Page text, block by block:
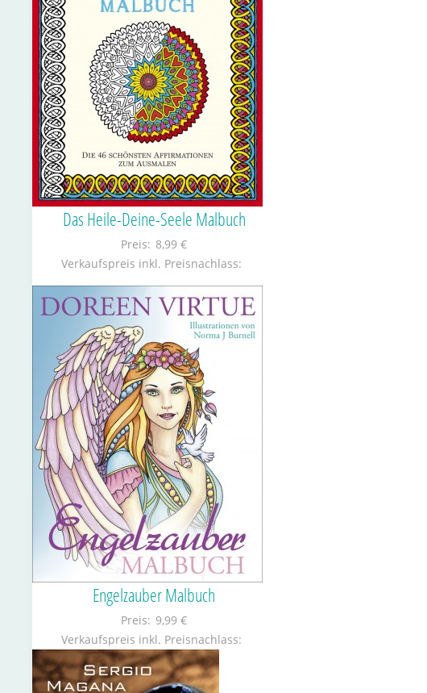
Das Heile-Deine-Seele Malbuch
Preis: 8,99 €
Verkaufspreis inkl. Preisnachlass:
Engelzauber Malbuch
Preis: 9,99 €
Verkaufspreis inkl. Preisnachlass: